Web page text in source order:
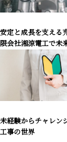
安定と成長を支える
限会社湘涼電工で未
未経験からチャレン
工事の世界